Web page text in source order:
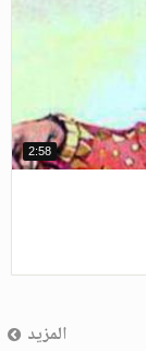
2:58
المزيد